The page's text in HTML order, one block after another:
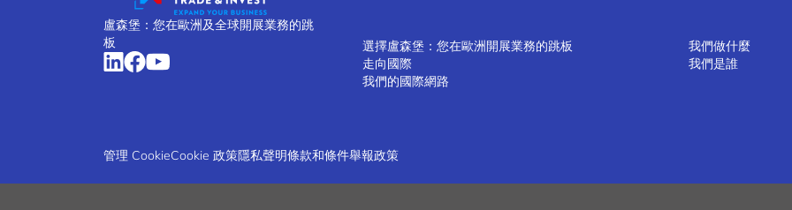
盧森堡：您在歐洲及全球開展業務的跳
板
選擇盧森堡：您在歐洲開展業務的跳板
走向國際
我們的國際網路
我們做什麼
我們是誰
管理 CookieCookie 政策隱私聲明條款和條件舉報政策